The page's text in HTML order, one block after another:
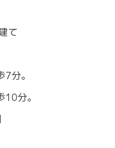
て
分。
分。